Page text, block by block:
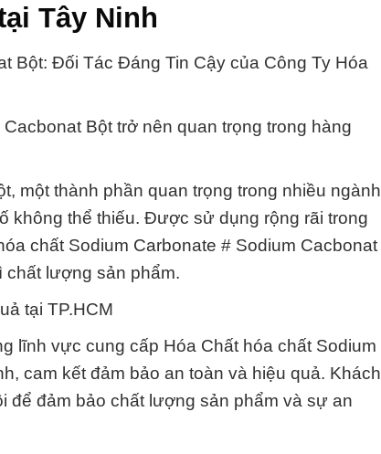
Tây Ninh
Bột: Đối Tác Đáng Tin Cậy của Công Ty Hóa
Bột trở nên quan trọng trong hàng
một thành phần quan trọng trong nhiều ngành
không thể thiếu. Được sử dụng rộng rãi trong
chất Sodium Carbonate # Sodium Cacbonat
chất lượng sản phẩm.
tại TP.HCM
lĩnh vực cung cấp Hóa Chất hóa chất Sodium
cam kết đảm bảo an toàn và hiệu quả. Khách
để đảm bảo chất lượng sản phẩm và sự an